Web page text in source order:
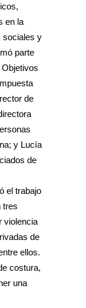
en la
sociales y
parte
de
y Lucía
de
el trabajo
tres
violencia
de
ellos.
costura,
una